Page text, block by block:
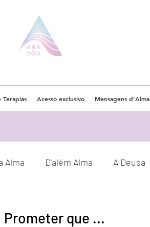
Terapias Acesso exclusivo Mensagens d'Alma
Alma D'além Alma A Deusa
que ...